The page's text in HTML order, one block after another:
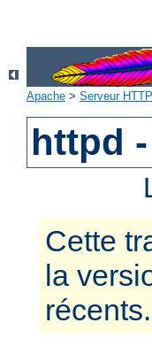
Apache > Serveur HTTP
httpd
Cette
la
récents.